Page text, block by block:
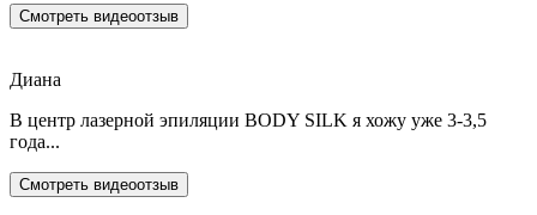
Смотреть видеоотзыв
Диана
В центр лазерной эпиляции BODY SILK я хожу уже 3-3,5
года...
Смотреть видеоотзыв